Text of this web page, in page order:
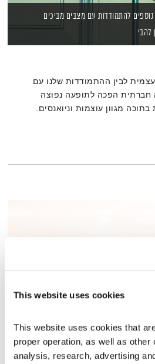
This website uses cookies
This website uses cookies that
proper operation, as well as
analysis, research, advertising
להתמודדות עם מצבים מביכים
להבי
לבין ההתמודדות שלנו עם
חברתית הפכה לתופעה נפוצה
מגוון עוצמות וניואנסים.
אביבי